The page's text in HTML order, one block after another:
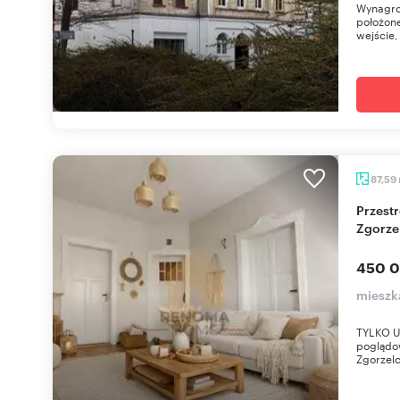
87,59
Przestronne 87,59 m² z balkonem (centrum
450
TYLKO